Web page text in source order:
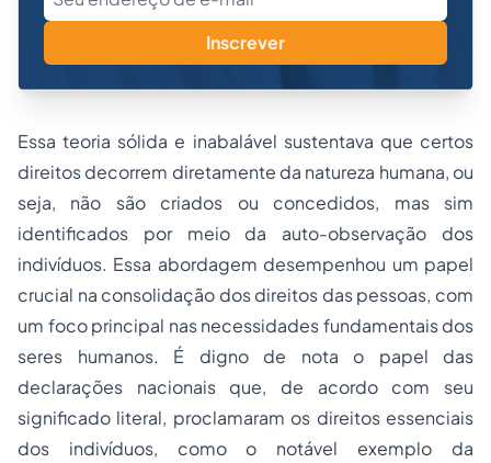
Inscrever
Essa teoria sólida e inabalável sustentava que certos
direitos decorrem diretamente da natureza humana, ou
seja, não são criados ou concedidos, mas sim
identificados por meio da auto-observação dos
indivíduos. Essa abordagem desempenhou um papel
crucial na consolidação dos direitos das pessoas, com
um foco principal nas necessidades fundamentais dos
seres humanos. É digno de nota o papel das
declarações nacionais que, de acordo com seu
significado literal, proclamaram os direitos essenciais
dos indivíduos, como o notável exemplo da